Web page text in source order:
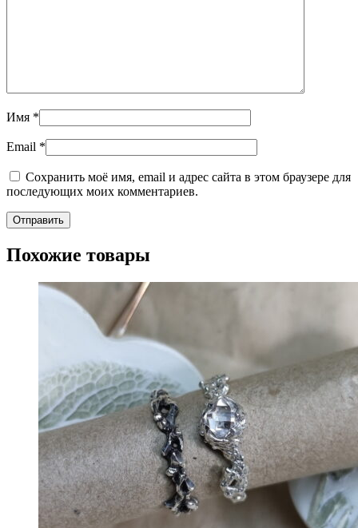
Имя *
Email *
Сохранить моё имя, email и адрес сайта в этом браузере для
последующих моих комментариев.
Похожие товары